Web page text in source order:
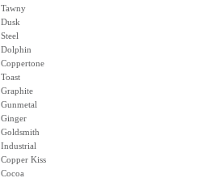
Tawny
Dusk
Steel
Dolphin
Coppertone
Toast
Graphite
Gunmetal
Ginger
Goldsmith
Industrial
Copper Kiss
Cocoa